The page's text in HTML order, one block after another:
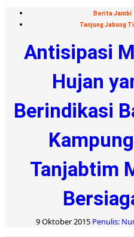
Berita Jambi
Tanjung Jabung
Antisipasi
Hujan
Berindikasi
Tanjabtim
9 Oktober 2015 Penulis: